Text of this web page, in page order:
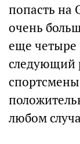
попасть на
очень
еще четыре
следующий
любом